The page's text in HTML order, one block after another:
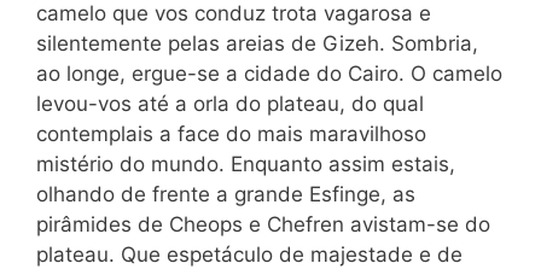
camelo que vos conduz trota vagarosa e
silentemente pelas areias de Gizeh. Sombria,
ao longe, ergue-se a cidade do Cairo. O camelo
levou-vos até a orla do plateau, do qual
contemplais a face do mais maravilhoso
mistério do mundo. Enquanto assim estais,
olhando de frente a grande Esfinge, as
pirâmides de Cheops e Chefren avistam-se do
plateau. Que espetáculo de majestade e de